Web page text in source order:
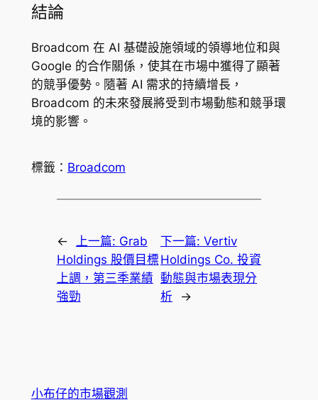
結論
Broadcom 在 AI 基礎設施領域的領導地位和與
Google 的合作關係，使其在市場中獲得了顯著
的競爭優勢。隨著 AI 需求的持續增長，
Broadcom 的未來發展將受到市場動態和競爭環
境的影響。
標籤： Broadcom
← 上一篇: Grab
Holdings 股價目標
上調，第三季業績
強勁
下一篇: Vertiv
Holdings Co. 投資
動態與市場表現分
析
→
小布仔的市場觀測